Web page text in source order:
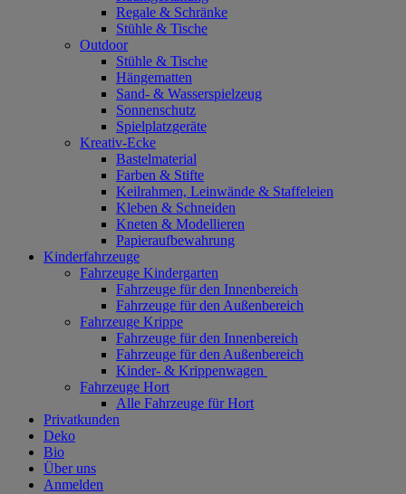
Regale & Schränke
Stühle & Tische
Outdoor
Stühle & Tische
Hängematten
Sand- & Wasserspielzeug
Sonnenschutz
Spielplatzgeräte
Kreativ-Ecke
Bastelmaterial
Farben & Stifte
Keilrahmen, Leinwände & Staffeleien
Kleben & Schneiden
Kneten & Modellieren
Papieraufbewahrung
Kinderfahrzeuge
Fahrzeuge Kindergarten
Fahrzeuge für den Innenbereich
Fahrzeuge für den Außenbereich
Fahrzeuge Krippe
Fahrzeuge für den Innenbereich
Fahrzeuge für den Außenbereich
Kinder- & Krippenwagen
Fahrzeuge Hort
Alle Fahrzeuge für Hort
Privatkunden
Deko
Bio
Über uns
Anmelden